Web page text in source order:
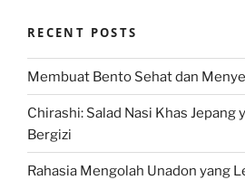
RECENT POSTS
Membuat Bento Sehat dan
Chirashi: Salad Nasi Khas Jepang
Bergizi
Rahasia Mengolah Unadon yang